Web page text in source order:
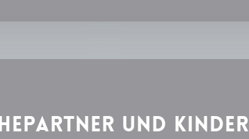
und Kinder